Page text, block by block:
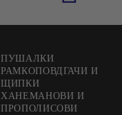
ПУШАЛКИ
РАМКОПОВДГАЧИ И
ЩИПКИ
ХАНЕМАНОВИ И
ПРОПОЛИСОВИ